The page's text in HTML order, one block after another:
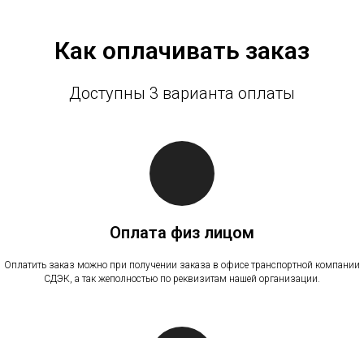
Как оплачивать заказ
Доступны 3 варианта оплаты
Оплата физ лицом
Оплатить заказ можно при получении заказа в офисе транспортной компании
СДЭК, а так жеполностью по реквизитам нашей организации.